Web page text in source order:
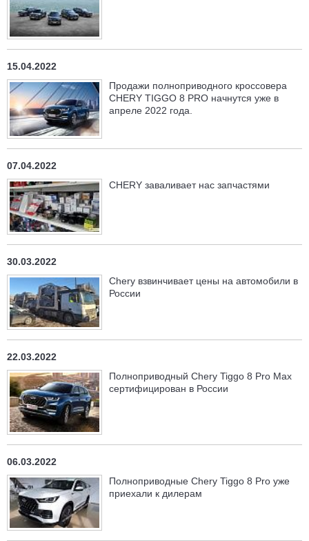
15.04.2022
Продажи полноприводного кроссовера
CHERY TIGGO 8 PRO начнутся уже в
апреле 2022 года.
07.04.2022
CHERY заваливает нас запчастями
30.03.2022
Chery взвинчивает цены на автомобили в
России
22.03.2022
Полноприводный Chery Tiggo 8 Pro Max
сертифицирован в России
06.03.2022
Полноприводные Chery Tiggo 8 Pro уже
приехали к дилерам